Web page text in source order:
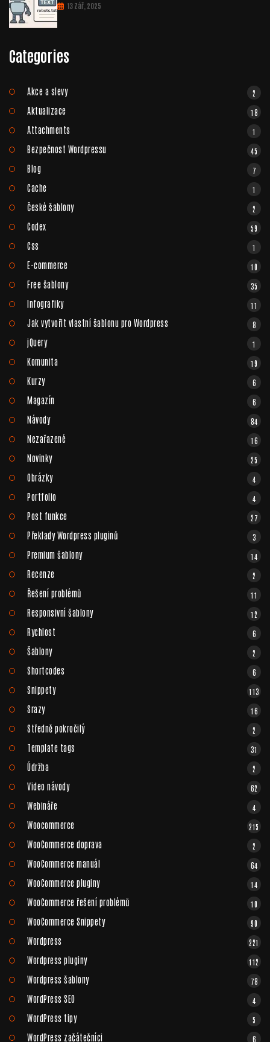
13 Zář, 2025
Categories
Akce a slevy 2
Aktualizace 18
Attachments 1
Bezpečnost Wordpressu 45
Blog 7
Cache 1
České šablony 2
Codex 59
Css 1
E-commerce 10
Free šablony 35
Infografiky 11
Jak vytvořit vlastní šablonu pro Wordpress 8
jQuery 1
Komunita 19
Kurzy 6
Magazín 6
Návody 84
Nezařazené 16
Novinky 25
Obrázky 4
Portfolio 4
Post funkce 27
Překlady Wordpress pluginů 3
Premium šablony 14
Recenze 2
Řešení problémů 11
Responsivní šablony 12
Rychlost 6
Šablony 2
Shortcodes 6
Snippety 113
Srazy 16
Středně pokročilý 2
Template tags 31
Údržba 2
Video návody 62
Webináře 4
Woocommerce 215
WooCommerce doprava 2
WooCommerce manuál 64
WooCommerce pluginy 14
WooCommerce řešení problémů 10
WooCommerce Snippety 90
Wordpress 221
Wordpress pluginy 112
Wordpress šablony 78
WordPress SEO 4
WordPress tipy 5
WordPress začátečníci 6